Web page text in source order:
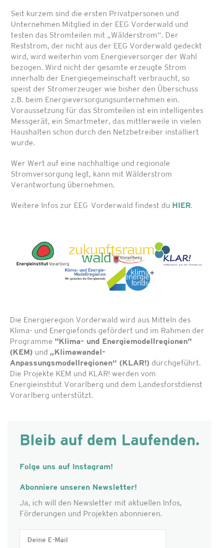
Seit kurzem sind die ersten Privatpersonen und
Unternehmen Mitglied in der EEG Vorderwald und
testen das Stromteilen mit „Wälderstrom“. Der
Reststrom, der nicht aus der EEG Vorderwald gedeckt
wird, wird weiterhin vom Energieversorger der Wahl
bezogen. Wird nicht der gesamte erzeugte Strom
innerhalb der Energiegemeinschaft verbraucht, so
speist der Stromerzeuger wie bisher den Überschuss
z.B. beim Energieversorgungsunternehmen ein.
Voraussetzung für das Stromteilen ist ein intelligentes
Messgerät, ein Smartmeter, das mittlerweile in vielen
Haushalten schon durch den Netzbetreiber installiert
wurde.
Wer Wert auf eine nachhaltige und regionale
Stromversorgung legt, kann mit Wälderstrom
Verantwortung übernehmen.
Weitere Infos zur EEG Vorderwald findest du HIER.
Die Energieregion Vorderwald wird aus Mitteln des
Klima- und Energiefonds gefördert und im Rahmen der
Programme "Klima- und Energiemodellregionen"
(KEM) und „Klimawandel-
Anpassungsmodellregionen“ (KLAR!) durchgeführt.
Die Projekte KEM und KLAR! werden vom
Energieinstitut Vorarlberg und dem Landesforstdienst
Vorarlberg unterstützt.
Bleib auf dem Laufenden.
Folge uns auf Instagram!
Abonniere unseren Newsletter!
Ja, ich will den Newsletter mit aktuellen Infos,
Förderungen und Projekten abonnieren.